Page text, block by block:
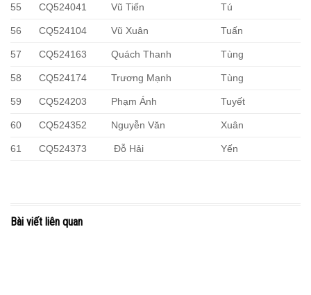
55 CQ524041 Vũ Tiến Tú
56 CQ524104 Vũ Xuân Tuấn
57 CQ524163 Quách Thanh Tùng
58 CQ524174 Trương Mạnh Tùng
59 CQ524203 Phạm Ánh Tuyết
60 CQ524352 Nguyễn Văn Xuân
61 CQ524373 Đỗ Hải Yến
Bài viết liên quan